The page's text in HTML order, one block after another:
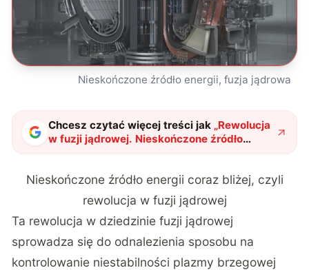
Nieskończone źródło energii, fuzja jądrowa
Chcesz czytać więcej treści jak „Rewolucja
w fuzji jądrowej. Nieskończone źródło
energii już w zasięgu naukowców"?
Nieskończone źródło energii coraz bliżej, czyli
rewolucja w fuzji jądrowej
Ta rewolucja w dziedzinie fuzji jądrowej
sprowadza się do odnalezienia sposobu na
kontrolowanie niestabilności plazmy brzegowej